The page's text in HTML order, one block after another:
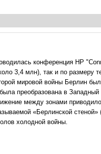
конференция HP
3,4 млн), так и по размеру
мировой войны Берлин
преобразована в
между зонами
«Берлинской стеной»
холодной войны.